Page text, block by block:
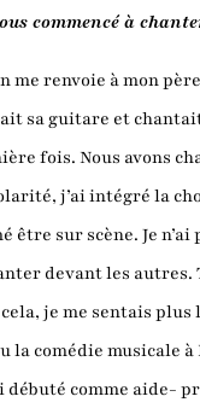
commencé à
me renvoie à mon
sa guitare et
fois. Nous avons
j’ai intégré la
être sur scène. Je
devant les autres.
je me sentais
la comédie musicale
débuté comme aide-